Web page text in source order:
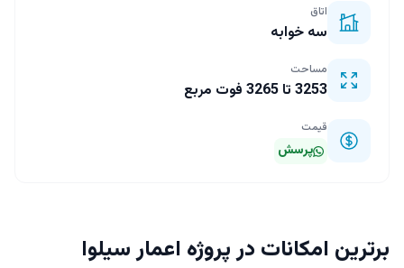
اتاق
سه خوابه
مساحت
3253 تا 3265 فوت مربع
قیمت
پرسش
برترین امکانات در پروژه اعمار سیلوا